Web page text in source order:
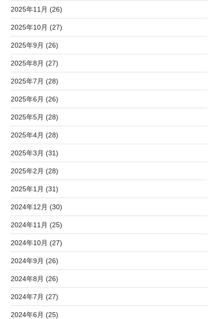
2025年11月 (26)
2025年10月 (27)
2025年9月 (26)
2025年8月 (27)
2025年7月 (28)
2025年6月 (26)
2025年5月 (28)
2025年4月 (28)
2025年3月 (31)
2025年2月 (28)
2025年1月 (31)
2024年12月 (30)
2024年11月 (25)
2024年10月 (27)
2024年9月 (26)
2024年8月 (26)
2024年7月 (27)
2024年6月 (25)